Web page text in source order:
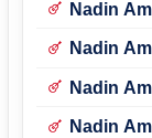
Nadin
Nadin
Nadin
Nadin